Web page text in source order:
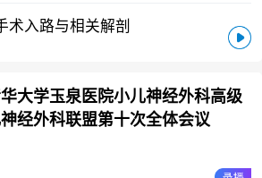
术入路与相关解剖
大学玉泉医院小儿神经外科高级
经外科联盟第十次全体会议